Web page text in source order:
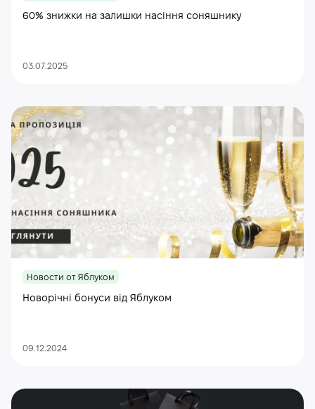
60% знижки на залишки насіння соняшнику
03.07.2025
Новости от Яблуком
Новорічні бонуси від Яблуком
09.12.2024